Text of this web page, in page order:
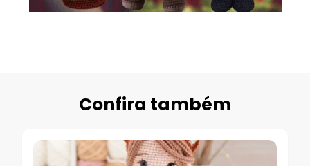
Confira também